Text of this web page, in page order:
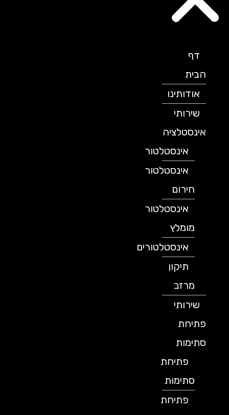
הבית
אודותינו
שירותי
אינסטלציה
אינסטלטור
אינסטלטור
חירום
אינסטלטור
מומלץ
אינסטלטורים
תיקון
מרזב
שירותי
פתיחת
סתימות
פתיחת
סתימות
פתיחת